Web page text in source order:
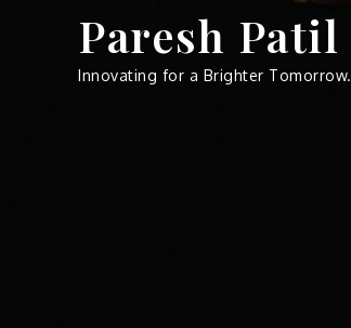
Paresh Patil
Innovating for a Brighter Tomorrow.